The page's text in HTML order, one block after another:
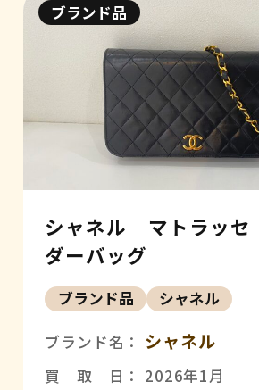
ブランド品
シャネル マトラッ
ダーバッグ
ブランド品 シャネル
ブランド名： シャネル
買 取 日： 2026年1月